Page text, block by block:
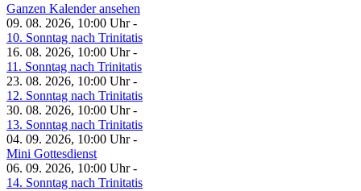
Ganzen Kalender ansehen
09. 08. 2026, 10:00 Uhr -
10. Sonntag nach Trinitatis
16. 08. 2026, 10:00 Uhr -
11. Sonntag nach Trinitatis
23. 08. 2026, 10:00 Uhr -
12. Sonntag nach Trinitatis
30. 08. 2026, 10:00 Uhr -
13. Sonntag nach Trinitatis
04. 09. 2026, 10:00 Uhr -
Mini Gottesdienst
06. 09. 2026, 10:00 Uhr -
14. Sonntag nach Trinitatis